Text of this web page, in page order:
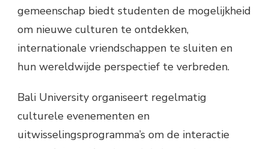
gemeenschap biedt studenten de mogelijkheid
om nieuwe culturen te ontdekken,
internationale vriendschappen te sluiten en
hun wereldwijde perspectief te verbreden.
Bali University organiseert regelmatig
culturele evenementen en
uitwisselingsprogramma’s om de interactie